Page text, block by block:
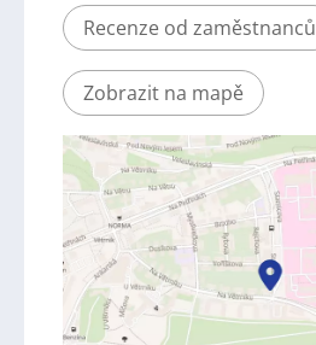
Recenze od zaměstnanců
Zobrazit na mapě